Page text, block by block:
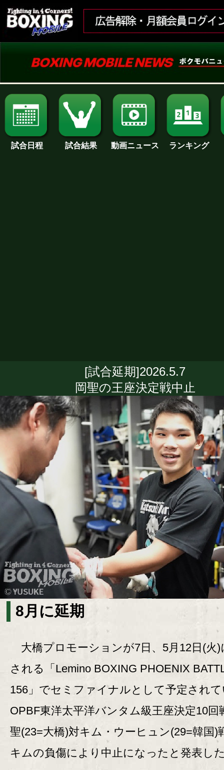
試合日程 試合結果 動画ニュース ランキング
[試合延期]2026.5.7
岡聖の王座決定戦中止
8月に延期
大橋プロモーションが7日、5月12日(火)
される「Lemino BOXING PHOENIX
156」でセミファイナルとして予定され
OPBF東洋太平洋バンタム級王座決定10回
聖(23=大橋)対キム・ウーヒュン(29=韓国)
キムの負傷により中止になったと発表し